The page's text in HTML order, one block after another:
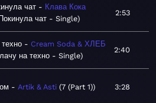
чат
Клава Кока
чат - Single
2:53
Cream Soda & ХЛЕБ
на техно - Single
2:40
Artik & Asti 7 (Part 1) 3:28